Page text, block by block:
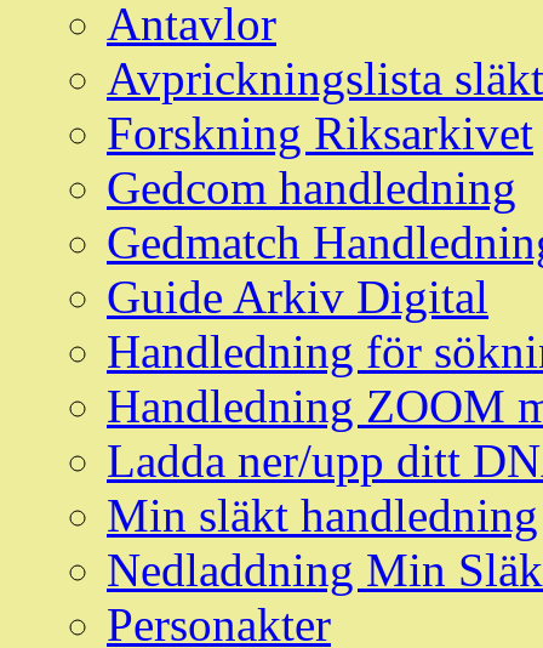
Antavlor
Avprickningslista
Forskning Riksarkivet
Gedcom handledning
Gedmatch
Guide Arkiv Digital
Handledning för
Handledning ZOOM
Ladda ner/upp ditt
Min släkt handledning
Nedladdning Min
Personakter